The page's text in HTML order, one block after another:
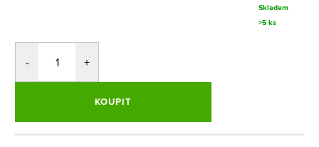
Skladem
>5 ks
KOUPIT